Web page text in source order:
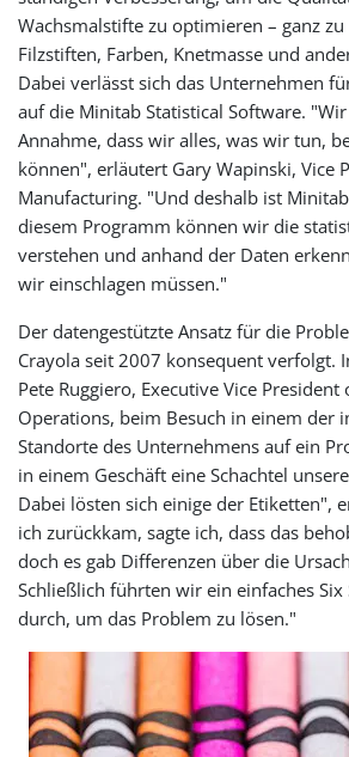
Wachsmalstifte zu optimieren – ganz
Filzstiften, Farben, Knetmasse und
Dabei verlässt sich das Unternehmen
auf die Minitab Statistical Software.
Annahme, dass wir alles, was wir tun,
können", erläutert Gary Wapinski, Vice
Manufacturing. "Und deshalb ist
diesem Programm können wir die
verstehen und anhand der Daten
wir einschlagen müssen."
Der datengestützte Ansatz für die
Crayola seit 2007 konsequent verfolgt.
Pete Ruggiero, Executive Vice President
Operations, beim Besuch in einem der
Standorte des Unternehmens auf ein
in einem Geschäft eine Schachtel
Dabei lösten sich einige der Etiketten",
ich zurückkam, sagte ich, dass das
doch es gab Differenzen über die
Schließlich führten wir ein einfaches Six
durch, um das Problem zu lösen."